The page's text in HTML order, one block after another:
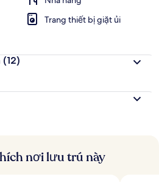
Trang thiết bị giặt ủi
(12)
nơi lưu trú này